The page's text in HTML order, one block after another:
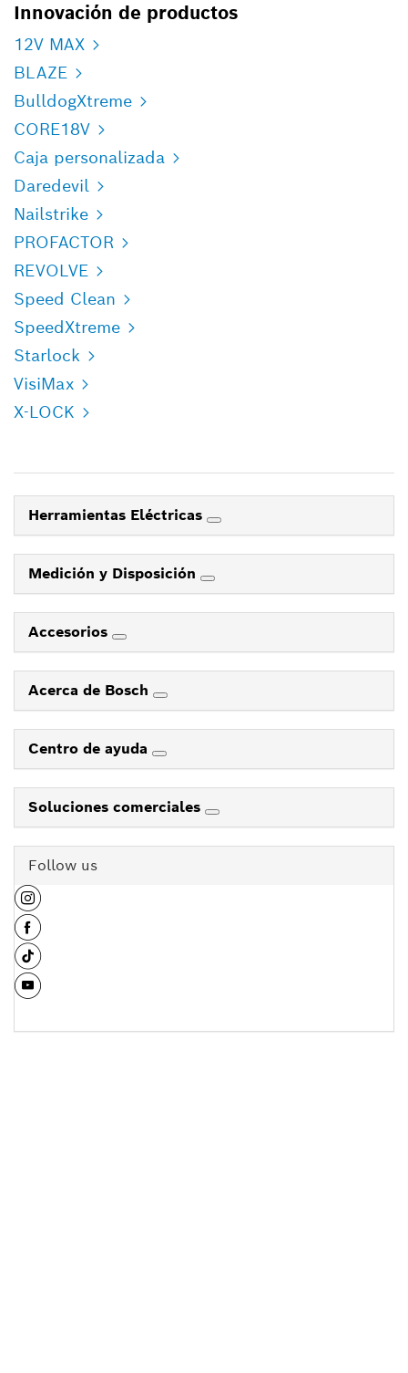
Innovación de productos
12V MAX
BLAZE
BulldogXtreme
CORE18V
Caja personalizada
Daredevil
Nailstrike
PROFACTOR
REVOLVE
Speed Clean
SpeedXtreme
Starlock
VisiMax
X-LOCK
Herramientas Eléctricas
Medición y Disposición
Accesorios
Acerca de Bosch
Centro de ayuda
Soluciones comerciales
Follow us